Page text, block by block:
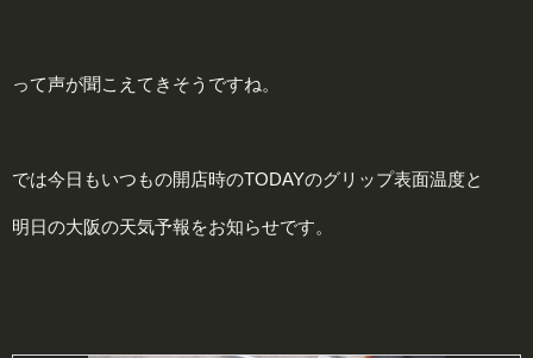
って声が聞こえてきそうですね。
では今日もいつもの開店時のTODAYのグリップ表面温度と
明日の大阪の天気予報をお知らせです。